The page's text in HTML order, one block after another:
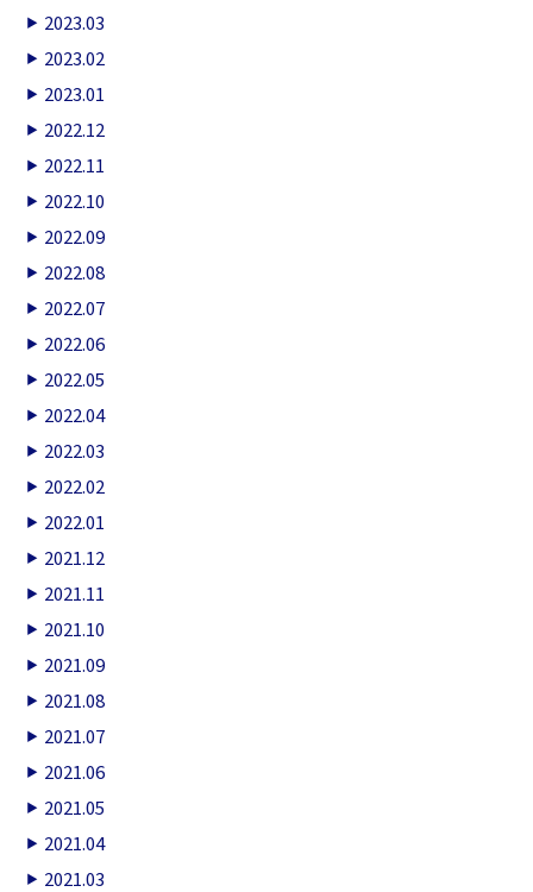
2023.03
2023.02
2023.01
2022.12
2022.11
2022.10
2022.09
2022.08
2022.07
2022.06
2022.05
2022.04
2022.03
2022.02
2022.01
2021.12
2021.11
2021.10
2021.09
2021.08
2021.07
2021.06
2021.05
2021.04
2021.03